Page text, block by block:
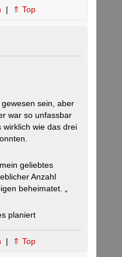
| ⇑ Top
sein, aber
war so unfassbar
wirklich wie das drei
geliebtes
Anzahl
beheimatet. „
planiert
| ⇑ Top